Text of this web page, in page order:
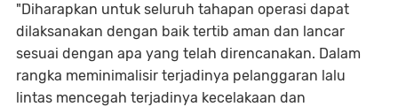
"Diharapkan untuk seluruh tahapan operasi dapat
dilaksanakan dengan baik tertib aman dan lancar
sesuai dengan apa yang telah direncanakan. Dalam
rangka meminimalisir terjadinya pelanggaran lalu
lintas mencegah terjadinya kecelakaan dan